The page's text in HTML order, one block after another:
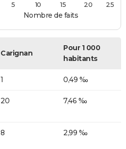
Nombre de faits
5 10 15 20 25
Carignan
Pour 1 000
habitants
1 0,49 ‰
20 7,46 ‰
8 2,99 ‰